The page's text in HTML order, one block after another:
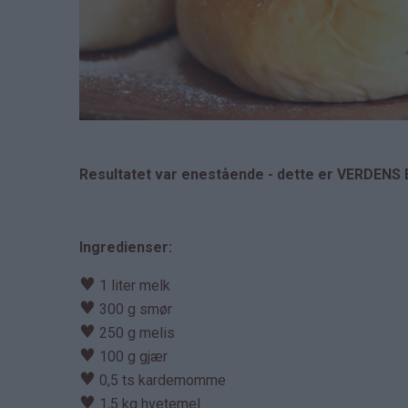
Resultatet var enestående - dette er VERDENS
Ingredienser:
♥ 1 liter melk
♥ 300 g smør
♥ 250 g melis
♥ 100 g gjær
♥ 0,5 ts kardemomme
♥ 1,5 kg hvetemel